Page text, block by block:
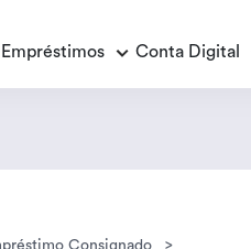
Empréstimos Conta Digital
Consignado